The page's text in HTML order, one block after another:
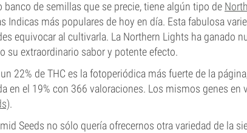
banco de semillas que se precie, tiene algún tipo de
Indicas más populares de hoy en día. Esta fabulosa
equivocar al cultivarla. La Northern Lights ha ganado
su extraordinario sabor y potente efecto.
22% de THC es la fotoperiódica más fuerte de la
en el 19% con 366 valoraciones. Los mismos genes en
.
Seeds no sólo quería ofrecernos otra variedad de la